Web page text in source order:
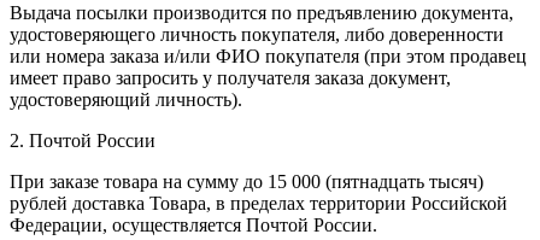
Выдача посылки производится по предъявлению документа,
удостоверяющего личность покупателя, либо доверенности
или номера заказа и/или ФИО покупателя (при этом продавец
имеет право запросить у получателя заказа документ,
удостоверяющий личность).
2. Почтой России
При заказе товара на сумму до 15 000 (пятнадцать тысяч)
рублей доставка Товара, в пределах территории Российской
Федерации, осуществляется Почтой России.